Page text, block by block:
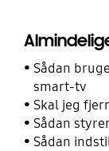
Sådan
smart-tv
Skal jeg
Sådan
Sådan